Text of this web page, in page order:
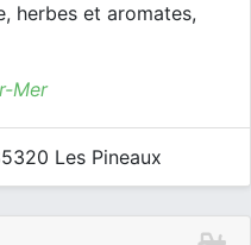
herbes et aromates,
Mer
Les Pineaux